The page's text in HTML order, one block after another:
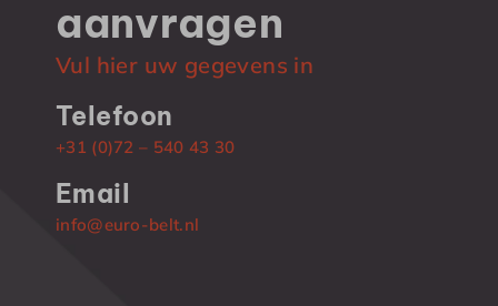
aanvragen
Vul hier uw gegevens in
Telefoon
+31 (0)72 – 540 43 30
Email
info@euro-belt.nl